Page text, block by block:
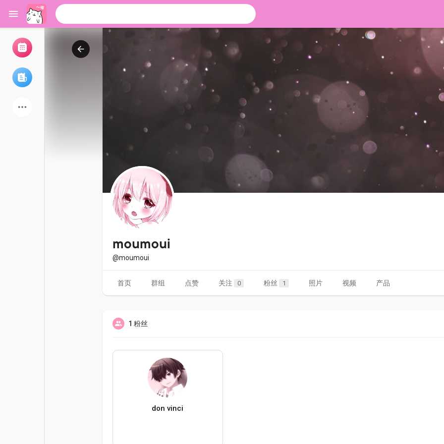
我的活动
游戏
资金来源
moumoui
@moumoui
首页 群组 点赞 关注 0 粉丝 1 照片 视频 产品
1 粉丝
don vinci